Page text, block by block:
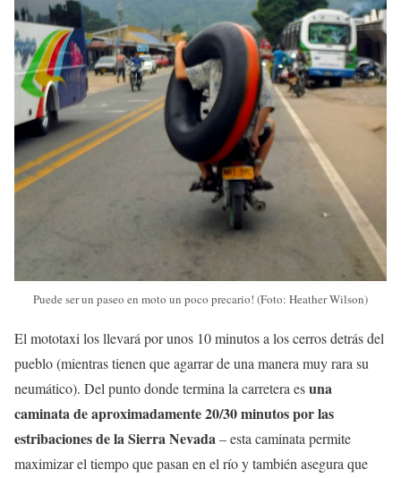
Puede ser un paseo en moto un poco precario! (Foto: Heather Wilson)
El mototaxi los llevará por unos 10 minutos a los cerros detrás del
pueblo (mientras tienen que agarrar de una manera muy rara su
neumático). Del punto donde termina la carretera esuna
caminata de aproximadamente 20/30 minutos por las
estribaciones de la Sierra Nevada– esta caminata permite
maximizar el tiempo que pasan en el río y también asegura que